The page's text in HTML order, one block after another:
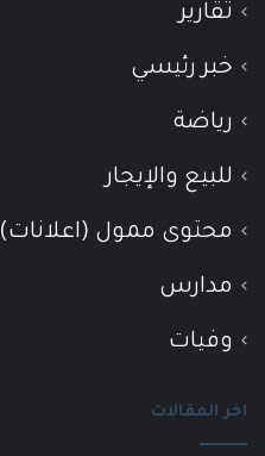
تقارير
خبر رئيسي
رياضة
للبيع والإيجار
محتوى ممول (اعلانات)
مدارس
وفيات
اخر المقالات